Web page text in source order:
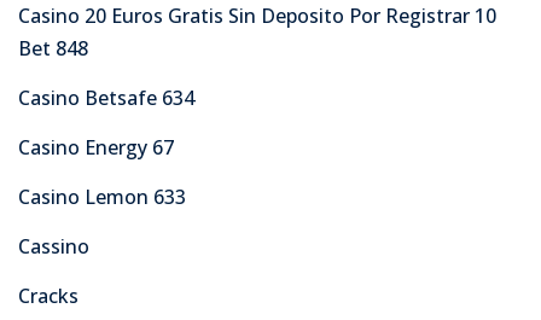
Casino 20 Euros Gratis Sin Deposito Por Registrar 10
Bet 848
Casino Betsafe 634
Casino Energy 67
Casino Lemon 633
Cassino
Cracks